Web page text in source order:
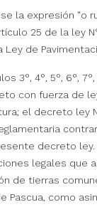
la expresión "o
25 de la ley
de
3°, 4°, 5°, 6°, 7°,
con fuerza de
el decreto ley
decreto ley.
legales que
de tierras
Pascua, como